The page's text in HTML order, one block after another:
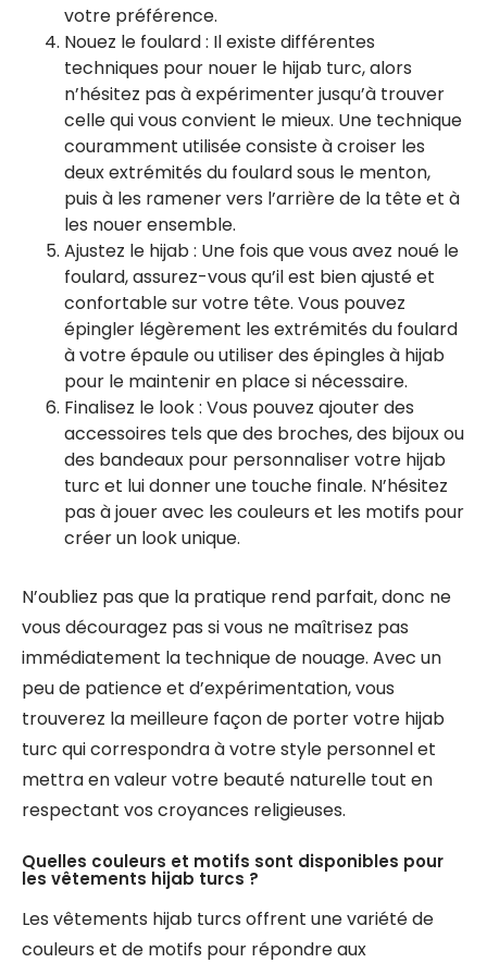
votre préférence.
Nouez le foulard : Il existe différentes
techniques pour nouer le hijab turc, alors
n’hésitez pas à expérimenter jusqu’à trouver
celle qui vous convient le mieux. Une technique
couramment utilisée consiste à croiser les
deux extrémités du foulard sous le menton,
puis à les ramener vers l’arrière de la tête et à
les nouer ensemble.
Ajustez le hijab : Une fois que vous avez noué le
foulard, assurez-vous qu’il est bien ajusté et
confortable sur votre tête. Vous pouvez
épingler légèrement les extrémités du foulard
à votre épaule ou utiliser des épingles à hijab
pour le maintenir en place si nécessaire.
Finalisez le look : Vous pouvez ajouter des
accessoires tels que des broches, des bijoux ou
des bandeaux pour personnaliser votre hijab
turc et lui donner une touche finale. N’hésitez
pas à jouer avec les couleurs et les motifs pour
créer un look unique.
N’oubliez pas que la pratique rend parfait, donc ne
vous découragez pas si vous ne maîtrisez pas
immédiatement la technique de nouage. Avec un
peu de patience et d’expérimentation, vous
trouverez la meilleure façon de porter votre hijab
turc qui correspondra à votre style personnel et
mettra en valeur votre beauté naturelle tout en
respectant vos croyances religieuses.
Quelles couleurs et motifs sont disponibles pour
les vêtements hijab turcs ?
Les vêtements hijab turcs offrent une variété de
couleurs et de motifs pour répondre aux